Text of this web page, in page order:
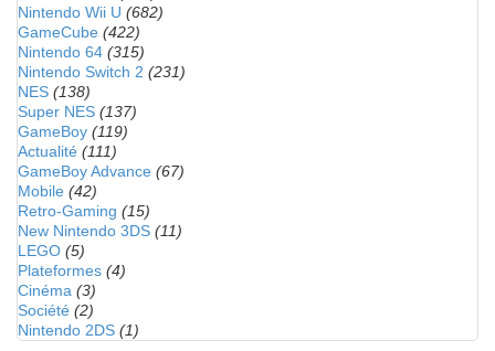
Nintendo Wii U (682)
GameCube (422)
Nintendo 64 (315)
Nintendo Switch 2 (231)
NES (138)
Super NES (137)
GameBoy (119)
Actualité (111)
GameBoy Advance (67)
Mobile (42)
Retro-Gaming (15)
New Nintendo 3DS (11)
LEGO (5)
Plateformes (4)
Cinéma (3)
Société (2)
Nintendo 2DS (1)